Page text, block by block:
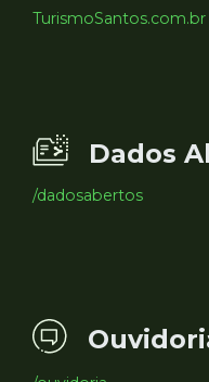
TurismoSantos.com.br
Dados
/dadosabertos